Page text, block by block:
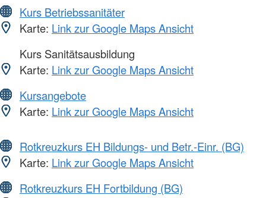
Kurs Betriebssanitäter
Karte: Link zur Google Maps Ansicht
Kurs Sanitätsausbildung
Karte: Link zur Google Maps Ansicht
Kursangebote
Karte: Link zur Google Maps Ansicht
Rotkreuzkurs EH Bildungs- und Betr.-Einr. (BG)
Karte: Link zur Google Maps Ansicht
Rotkreuzkurs EH Fortbildung (BG)